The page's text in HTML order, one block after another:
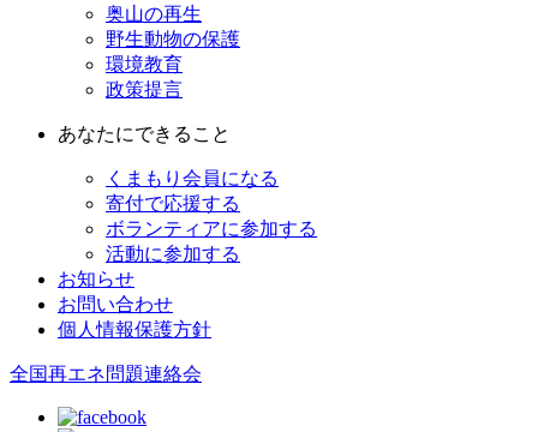
奥山の再生
野生動物の保護
環境教育
政策提言
あなたにできること
くまもり会員になる
寄付で応援する
ボランティアに参加する
活動に参加する
お知らせ
お問い合わせ
個人情報保護方針
全国再エネ問題連絡会